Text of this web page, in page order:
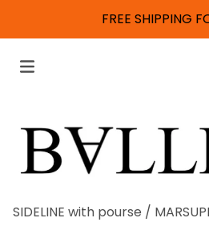
FREE SHIPPING
SIDELINE with pourse / MARSUPI